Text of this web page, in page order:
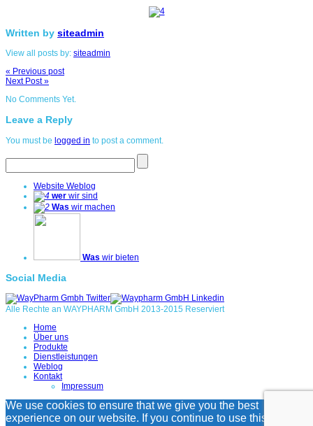
Written by siteadmin
View all posts by: siteadmin
« Previous post
Next Post »
No Comments Yet.
Leave a Reply
You must be logged in to post a comment.
Website Weblog
wer wir sind
Was wir machen
Was wir bieten
Social Media
Alle Rechte an WAYPHARM GmbH 2013-2015 Reserviert
Home
Über uns
Produkte
Dienstleistungen
Weblog
Kontakt
Impressum
We use cookies to ensure that we give you the best
experience on our website. If you continue to use this site we